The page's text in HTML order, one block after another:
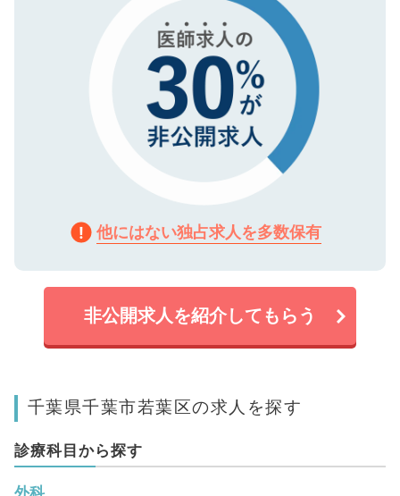
他にはない独占求人を多数保有
非公開求人を紹介してもらう
千葉県千葉市若葉区の求人を探す
診療科目から探す